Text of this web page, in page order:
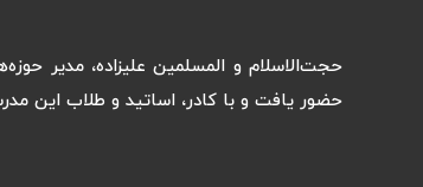
حجت‌الاسلام و المسلمین علیزاده، مدیر
حضور یافت و با کادر، اساتید و طلاب این